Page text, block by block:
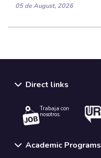
05 de August, 2026
Direct links
Trabaja con
nosotros.
Academic Programs